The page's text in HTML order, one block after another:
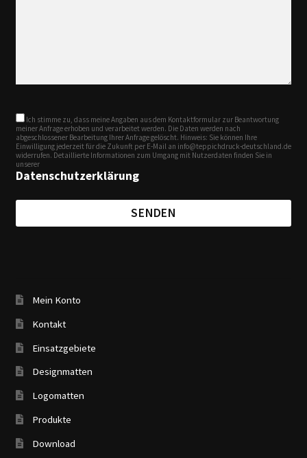
Mein Konto
Kontakt
Einsatzgebiete
Designmatten
Logomatten
Produkte
Download
Ich stimme zu, dass meine Angaben aus dem Kontaktformular zur Beantwortung
meiner Anfrage erhoben und verarbeitet werden. Die Daten werden nach
abgeschlossener Bearbeitung Ihrer Anfrage gelöscht. Hinweis: Sie können Ihre
Einwilligung jederzeit für die Zukunft per E-Mail an info@teppichdruck-deutschland.de
widerrufen. Detaillierte Informationen zum Umgang mit Nutzerdaten finden Sie in
unserer
Datenschutzerklärung